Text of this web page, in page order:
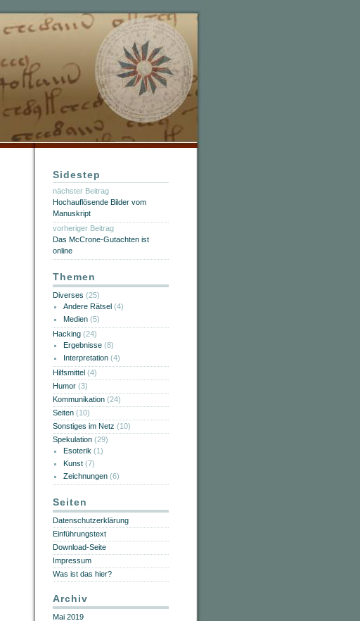
Sidestep
nächster Beitrag
Hochauflösende Bilder vom
Manuskript
vorheriger Beitrag
Das McCrone-Gutachten ist
online
Themen
Diverses (25)
Andere Rätsel (4)
Medien (5)
Hacking (24)
Ergebnisse (8)
Interpretation (4)
Hilfsmittel (4)
Humor (3)
Kommunikation (24)
Seiten (10)
Sonstiges im Netz (10)
Spekulation (29)
Esoterik (1)
Kunst (7)
Zeichnungen (6)
Seiten
Datenschutzerklärung
Einführungstext
Download-Seite
Impressum
Was ist das hier?
Archiv
Mai 2019